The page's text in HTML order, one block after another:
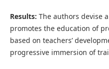
Results: The authors devise
promotes the education of
based on teachers’
progressive immersion of